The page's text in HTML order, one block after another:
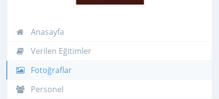
Anasayfa
Verilen Eğitimler
Fotoğraflar
Personel